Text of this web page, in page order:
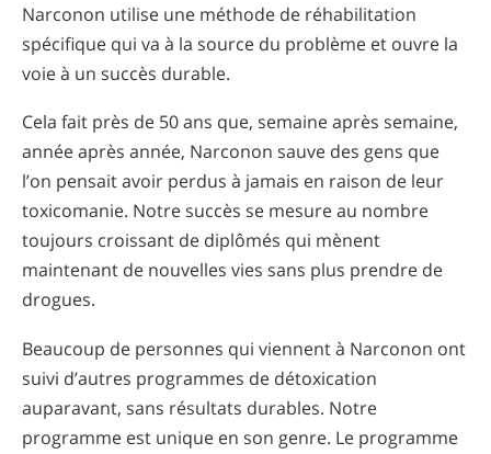
Narconon utilise une méthode de réhabilitation
spécifique qui va à la source du problème et ouvre la
voie à un succès durable.
Cela fait près de 50 ans que, semaine après semaine,
année après année, Narconon sauve des gens que
l’on pensait avoir perdus à jamais en raison de leur
toxicomanie. Notre succès se mesure au nombre
toujours croissant de diplômés qui mènent
maintenant de nouvelles vies sans plus prendre de
drogues.
Beaucoup de personnes qui viennent à Narconon ont
suivi d’autres programmes de détoxication
auparavant, sans résultats durables. Notre
programme est unique en son genre. Le programme